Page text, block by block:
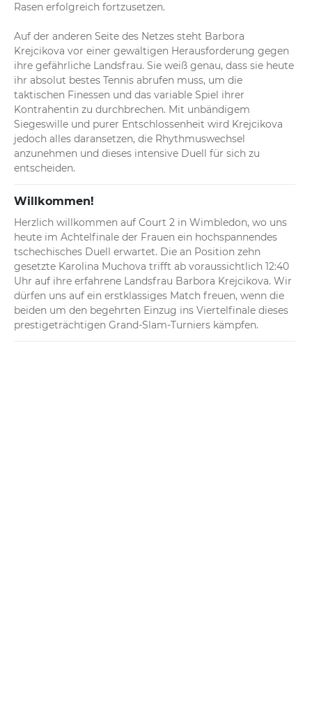
Rasen erfolgreich fortzusetzen.
Auf der anderen Seite des Netzes steht Barbora
Krejcikova vor einer gewaltigen Herausforderung gegen
ihre gefährliche Landsfrau. Sie weiß genau, dass sie heute
ihr absolut bestes Tennis abrufen muss, um die
taktischen Finessen und das variable Spiel ihrer
Kontrahentin zu durchbrechen. Mit unbändigem
Siegeswille und purer Entschlossenheit wird Krejcikova
jedoch alles daransetzen, die Rhythmuswechsel
anzunehmen und dieses intensive Duell für sich zu
entscheiden.
Willkommen!
Herzlich willkommen auf Court 2 in Wimbledon, wo uns
heute im Achtelfinale der Frauen ein hochspannendes
tschechisches Duell erwartet. Die an Position zehn
gesetzte Karolina Muchova trifft ab voraussichtlich 12:40
Uhr auf ihre erfahrene Landsfrau Barbora Krejcikova. Wir
dürfen uns auf ein erstklassiges Match freuen, wenn die
beiden um den begehrten Einzug ins Viertelfinale dieses
prestigeträchtigen Grand-Slam-Turniers kämpfen.